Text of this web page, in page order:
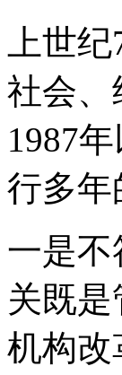
上世
社会、
1987
行多年
一是
关既
机构改